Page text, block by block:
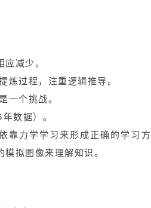
减少。
过程，注重逻辑推导。
一个挑战。
数据）。
靠力学学习来形成正确的学习方
拟图像来理解知识。